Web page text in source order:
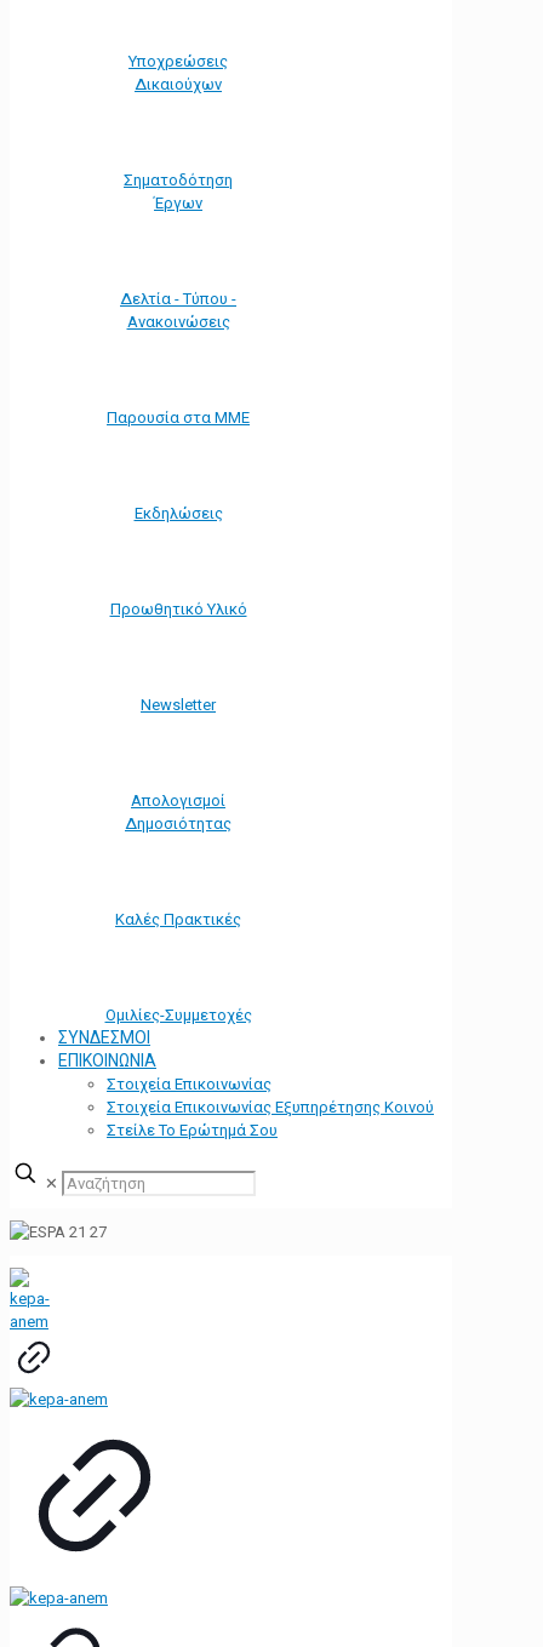
Υποχρεώσεις
Δικαιούχων
Σηματοδότηση
Έργων
Δελτία - Τύπου -
Ανακοινώσεις
Παρουσία στα ΜΜΕ
Εκδηλώσεις
Προωθητικό Υλικό
Νewsletter
Απολογισμοί
Δημοσιότητας
Καλές Πρακτικές
Ομιλίες-Συμμετοχές
ΣΥΝΔΕΣΜΟΙ
ΕΠΙΚΟΙΝΩΝΙΑ
Στοιχεία Επικοινωνίας
Στοιχεία Επικοινωνίας Εξυπηρέτησης Κοινού
Στείλε Το Ερώτημά Σου
✕